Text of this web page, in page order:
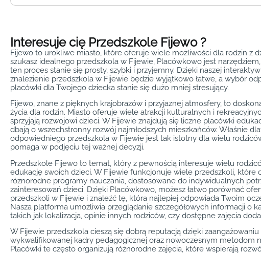
Interesuje cię Przedszkole Fijewo ?
Fijewo to urokliwe miasto, które oferuje wiele możliwości dla rodzin z
szukasz idealnego przedszkola w Fijewie, Placówkowo jest
ten proces stanie się prosty, szybki i przyjemny. Dzięki naszej
znalezienie przedszkola w Fijewie będzie wyjątkowo łatwe, a wybór
placówki dla Twojego dziecka stanie się dużo mniej stresujący.
Fijewo, znane z pięknych krajobrazów i przyjaznej atmosfery, to
życia dla rodzin. Miasto oferuje wiele atrakcji kulturalnych i
sprzyjają rozwojowi dzieci. W Fijewie znajdują się liczne placówki
dbają o wszechstronny rozwój najmłodszych mieszkańców. Właśnie
odpowiedniego przedszkola w Fijewie jest tak istotny dla wielu
pomaga w podjęciu tej ważnej decyzji.
Przedszkole Fijewo to temat, który z pewnością interesuje wielu
edukację swoich dzieci. W Fijewie funkcjonuje wiele przedszkoli, które
różnorodne programy nauczania, dostosowane do indywidualnych
zainteresowań dzieci. Dzięki Placówkowo, możesz łatwo porównać
przedszkoli w Fijewie i znaleźć tę, która najlepiej odpowiada Twoim
Nasza platforma umożliwia przeglądanie szczegółowych informacji o
takich jak lokalizacja, opinie innych rodziców, czy dostępne zajęcia
W Fijewie przedszkola cieszą się dobrą reputacją dzięki zaangażowaniu
wykwalifikowanej kadry pedagogicznej oraz nowoczesnym metodom
Placówki te często organizują różnorodne zajęcia, które wspierają